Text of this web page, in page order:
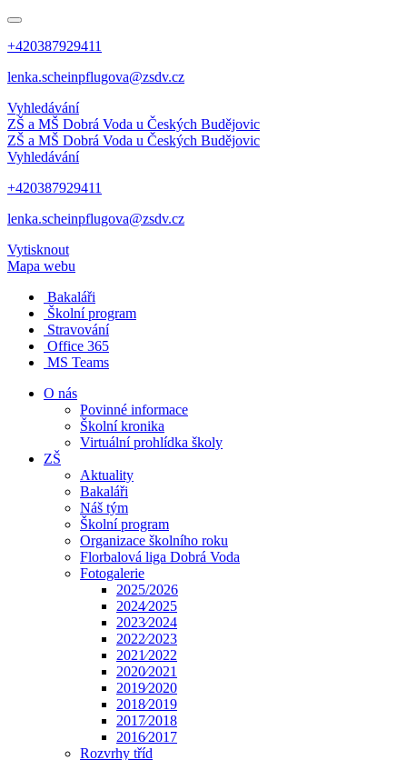
+420387929411
lenka.scheinpflugova@zsdv.cz
Vyhledávání
ZŠ a MŠ Dobrá Voda u Českých Budějovic
ZŠ a MŠ Dobrá Voda u Českých Budějovic
Vyhledávání
+420387929411
lenka.scheinpflugova@zsdv.cz
Vytisknout
Mapa webu
Bakaláři
Školní program
Stravování
Office 365
MS Teams
O nás
Povinné informace
Školní kronika
Virtuální prohlídka školy
ZŠ
Aktuality
Bakaláři
Náš tým
Školní program
Organizace školního roku
Florbalová liga Dobrá Voda
Fotogalerie
2025/2026
2024⁄2025
2023⁄2024
2022⁄2023
2021⁄2022
2020⁄2021
2019⁄2020
2018⁄2019
2017⁄2018
2016⁄2017
Rozvrhy tříd